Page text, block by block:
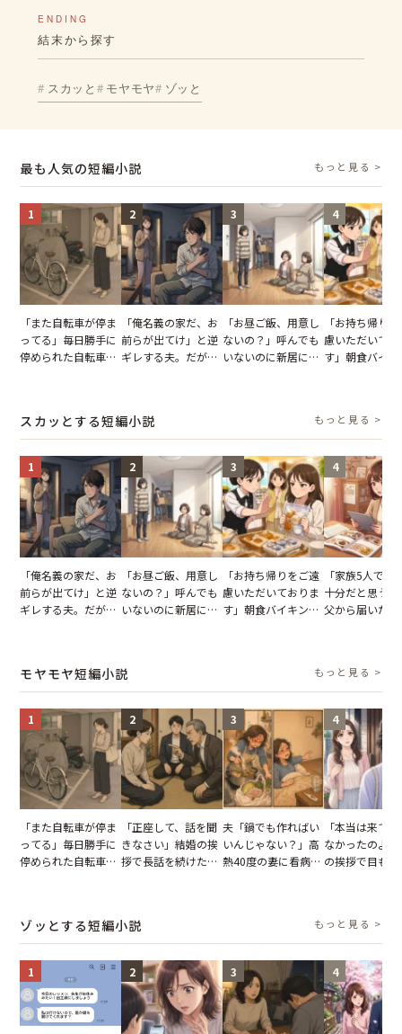
ENDING
結末から探す
スカッと モヤモヤ ゾッと
最も人気の短編小説 もっと見る >
1
「また自転車が停ま
ってる」毎日勝手に
停められた自転車。
2
「俺名義の家だ、お
前らが出てけ」と逆
ギレする夫。だが、
3
「お昼ご飯、用意し
ないの？」呼んでも
いないのに新居にあ
4
「お持ち帰り
慮いただいて
す」朝食バイ
が一変
スカッとする短編小説 もっと見る >
1
「俺名義の家だ、お
前らが出てけ」と逆
ギレする夫。だが、
2
「お昼ご飯、用意し
ないの？」呼んでも
いないのに新居にあ
3
「お持ち帰りをご遠
慮いただいておりま
す」朝食バイキング
4
「家族5人で3
十分だと思う
父から届いたご
モヤモヤ短編小説 もっと見る >
1
「また自転車が停ま
ってる」毎日勝手に
停められた自転車。
2
「正座して、話を聞
きなさい」結婚の挨
拶で長話を続けた義
3
夫「鍋でも作ればい
いんじゃない？」高
熱40度の妻に看病な
4
「本当は来て
なかったのよ
の挨拶で目も
ゾッとする短編小説 もっと見る >
1 2 3 4